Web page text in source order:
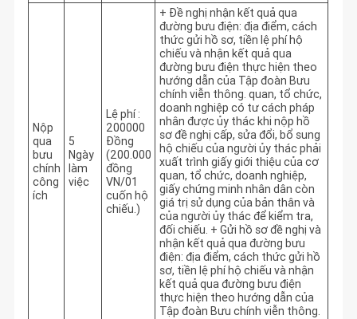
Nộp
qua
bưu
chính
công
ích
5
Ngày
làm
việc
Lệ phí :
200000
Đồng
(200.000
đồng
VN/01
cuốn hộ
chiếu.)
+ Đề nghị nhận kết quả qua
đường bưu điện: địa điểm, cách
thức gửi hồ sơ, tiền lệ phí hộ
chiếu và nhận kết quả qua
đường bưu điện thực hiện theo
hướng dẫn của Tập đoàn Bưu
chính viễn thông. quan, tổ chức,
doanh nghiệp có tư cách pháp
nhân được ủy thác khi nộp hồ
sơ đề nghị cấp, sửa đổi, bổ sung
hộ chiếu của người ủy thác phải
xuất trình giấy giới thiệu của cơ
quan, tổ chức, doanh nghiệp,
giấy chứng minh nhân dân còn
giá trị sử dụng của bản thân và
của người ủy thác để kiểm tra,
đối chiếu. + Gửi hồ sơ đề nghị và
nhận kết quả qua đường bưu
điện: địa điểm, cách thức gửi hồ
sơ, tiền lệ phí hộ chiếu và nhận
kết quả qua đường bưu điện
thực hiện theo hướng dẫn của
Tập đoàn Bưu chính viễn thông.